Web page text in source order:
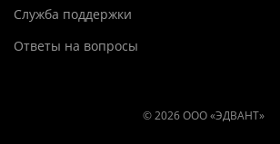
Служба поддержки
Ответы на вопросы
© 2026 ООО «ЭДВАНТ»